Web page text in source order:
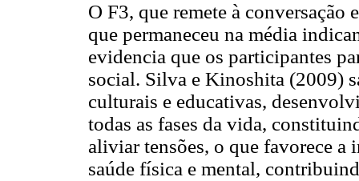
O F3, que remete à
que permaneceu na média
evidencia que os participantes
social. Silva e Kinoshita (2009)
culturais e educativas,
todas as fases da vida,
aliviar tensões, o que favorece a
saúde física e mental,